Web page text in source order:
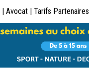
| Avocat | Tarifs Partenaires